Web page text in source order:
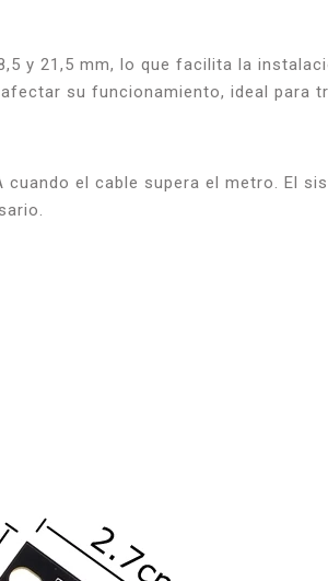
y 21,5 mm, lo que facilita la
su funcionamiento, ideal para
el cable supera el metro. El